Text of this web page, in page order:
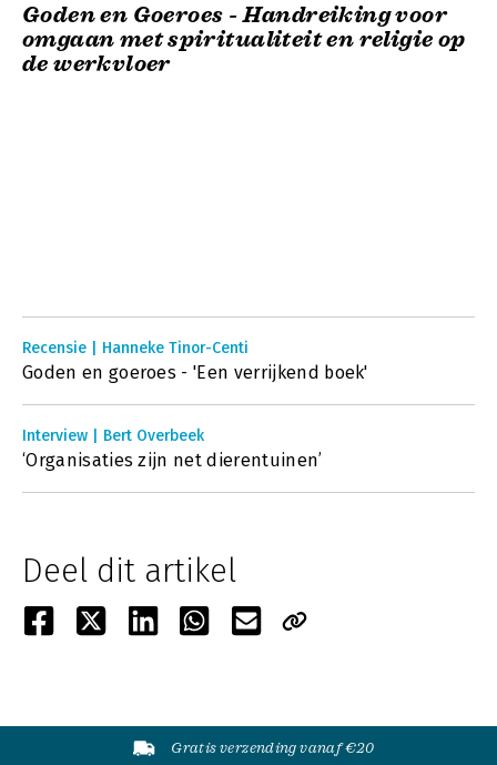
Goden en Goeroes - Handreiking voor
omgaan met spiritualiteit en religie op
de werkvloer
Recensie | Hanneke Tinor-Centi
Goden en goeroes - 'Een verrijkend boek'
Interview | Bert Overbeek
‘Organisaties zijn net dierentuinen’
Deel dit artikel
Gratis verzending vanaf €20